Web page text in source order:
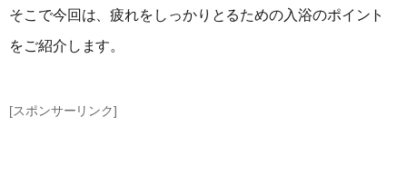
そこで今回は、疲れをしっかりとるための入浴のポイント
をご紹介します。
[スポンサーリンク]